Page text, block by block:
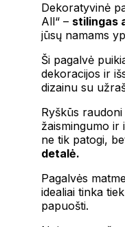
Dekoratyvinė
All“ – stilingas
jūsų namams
Ši pagalvė
dekoracijos ir
dizainu su
Ryškūs raudoni
žaismingumo ir
ne tik patogi,
detalė.
Pagalvės
idealiai tinka
papuošti.